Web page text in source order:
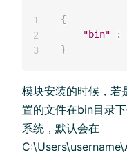
{
"bin"
:
}
1
2
3
模块安装的时候，
置的文件在bin目录
系统，默认会在